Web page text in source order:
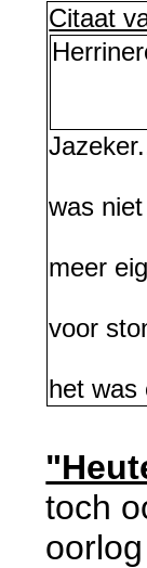
Citaat
was
meer
voor
het was
toch